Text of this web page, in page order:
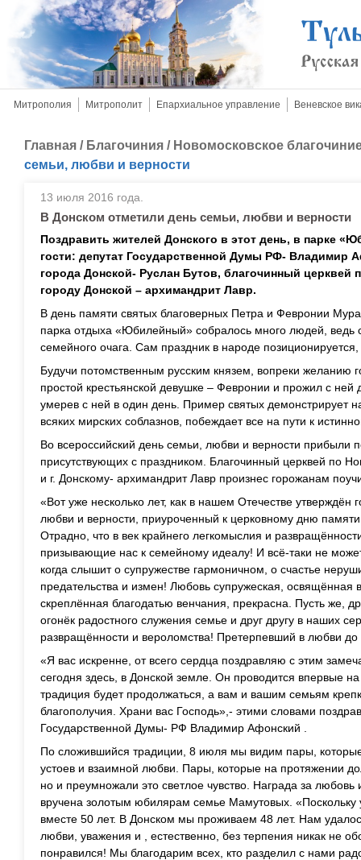
Митрополия Митрополит Епархиальное управление Веневское
Главная / Благочиния / Новомосковское
семьи, любви и верности
13 июля 2016 года.
В Донском отметили день семьи, любви и верности
Поздравить жителей Донского в этот день, в парке
гости: депутат Государственной Думы РФ- Владимир
города Донской- Руслан Бутов, благочинный церквей
городу Донской – архимандрит Лавр.
В день памяти святых благоверных Петра и Февронии
парка отдыха «Юбилейный» собралось много людей, ведь
семейного очага. Сам праздник в народе
Будучи потомственным русским князем, вопреки желанию
простой крестьянской девушке – Февронии и прожил с ней
умерев с ней в один день. Пример святых демонстрирует
всяких мирских соблазнов, побеждает все на пути к
Во всероссийский день семьи, любви и верности прибыли
присутствующих с праздником. Благочинный церквей по
и г. Донскому- архимандрит Лавр произнес горожанам
«Вот уже несколько лет, как в нашем Отечестве утверждён
любви и верности, приуроченный к церковному дню
Отрадно, что в век крайнего легкомыслия и
призывающие нас к семейному идеалу! И всё-таки не
когда слышит о супружестве гармоничном, о счастье
предательства и измен! Любовь супружеская, освящённая
скреплённая благодатью венчания, прекрасна. Пусть же,
огонёк радостного служения семье и друг другу в наших
развращённости и вероломства! Претерпевший в любви до
«Я вас искренне, от всего сердца поздравляю с этим
сегодня здесь, в Донской земле. Он проводится впервые
традиция будет продолжаться, а вам и вашим семьям
благополучия. Храни вас Господь»,- этими словами
Государственной Думы- РФ Владимир Афонский .
По сложившийся традиции, 8 июля мы видим пары,
устоев и взаимной любви. Пары, которые на протяжении
но и преумножали это светлое чувство. Награда за любовь
вручена золотым юбилярам семье Мамутовых.
вместе 50 лет. В Донском мы проживаем 48 лет. Нам
любви, уважения и , естественно, без терпения никак не
понравился! Мы благодарим всех, кто разделил с нами